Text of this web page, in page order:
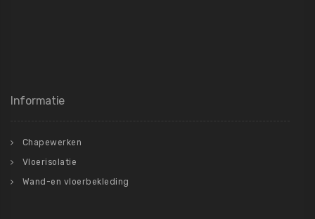
Informatie
Chapewerken
Vloerisolatie
Wand-en vloerbekleding